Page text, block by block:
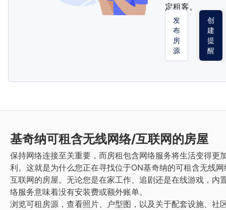
定租客。
发
布
房
源
创
建
提
醒
基奇纳可租含无线网络/互联网的房屋
保持网络连接至关重要，而房租包含网络服务将生活变得更
利。这就是为什么您正在寻找位于ON基奇纳的可租含无线
互联网的房屋。无论您是在家工作、追剧还是在线游戏，内
络服务意味着没有安装费或额外账单。
浏览可租房源，查看照片、户型图，以及关于配套设施、社